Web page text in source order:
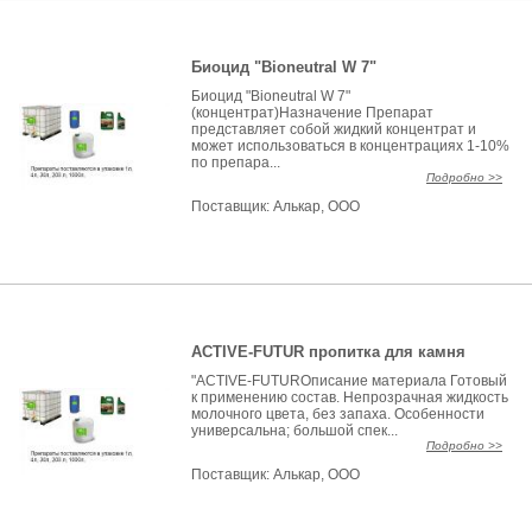
Биоцид "Bioneutral W 7"
Биоцид "Bioneutral W 7"
(концентрат)Назначение Препарат
представляет собой жидкий концентрат и
может использоваться в концентрациях 1-10%
по препара...
Подробно >>
Поставщик:Алькар, ООО
ACTIVE-FUTUR пропитка для камня
"ACTIVE-FUTURОписание материала Готовый
к применению состав. Непрозрачная жидкость
молочного цвета, без запаха. Особенности
универсальна; большой спек...
Подробно >>
Поставщик:Алькар, ООО